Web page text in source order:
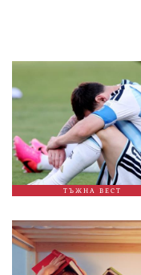
ТЪЖНА ВЕСТ